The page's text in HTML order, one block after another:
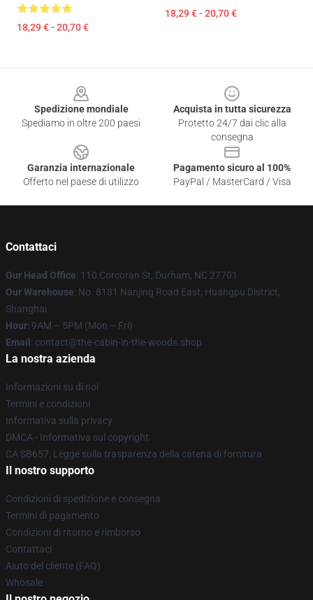
18,29 € - 20,70 €
18,29 € - 20,70 €
Spedizione mondiale
Spediamo in oltre 200 paesi
Acquista in tutta sicurezza
Protetto 24/7 dai clic alla
consegna
Garanzia internazionale
Offerto nel paese di utilizzo
Pagamento sicuro al 100%
PayPal / MasterCard / Visa
Contattaci
Our Head Office: 110 Corcoran St, Durham, NC 27701
Our Warehouse: No. 8181 Nanjing Road East, Huangpu District,
Shanghai
Hour: 9AM – 5PM (Mon – Fri)
Email : contact@the-cabin-in-the-woods.shop
La nostra azienda
Informazioni su di noi
Termini e condizioni
Informativa sulla privacy
DMCA - Informativa sul copyright
CA SB657: Legge sulla trasparenza della catena di fornitura
Il nostro supporto
Condizioni di spedizione e consegna
Termini di pagamento
Condizioni di ritorno e rimborso
Contattaci
Aiuto del cliente (FAQ)
Whosale